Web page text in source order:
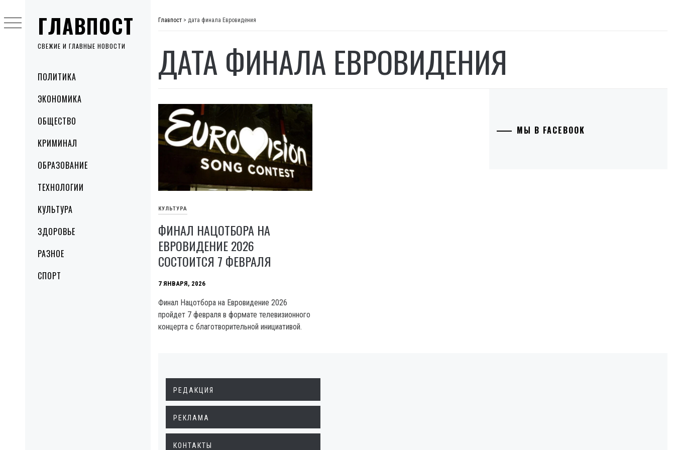
ГЛАВПОСТ
СВЕЖИЕ И ГЛАВНЫЕ НОВОСТИ
MenuПОЛИТИКА
ЭКОНОМИКА
ОБЩЕСТВО
КРИМИНАЛ
ОБРАЗОВАНИЕ
ТЕХНОЛОГИИ
КУЛЬТУРА
ЗДОРОВЬЕ
РАЗНОЕ
СПОРТ
to
content
Главпост > дата финала Евровидения
ДАТА ФИНАЛА ЕВРОВИДЕНИЯ
КУЛЬТУРА
ФИНАЛ НАЦОТБОРА НА
ЕВРОВИДЕНИЕ 2026
СОСТОИТСЯ 7 ФЕВРАЛЯ
7 ЯНВАРЯ, 2026
Финал Нацотбора на Евровидение 2026
пройдет 7 февраля в формате телевизионного
концерта с благотворительной инициативой.
МЫ В FACEBOOK
РЕДАКЦИЯ
РЕКЛАМА
КОНТАКТЫ